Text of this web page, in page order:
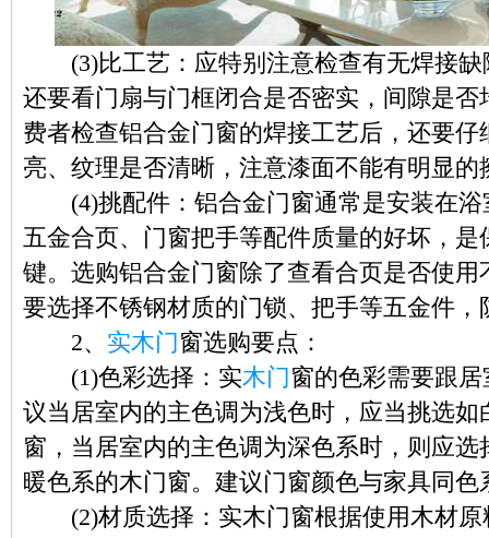
(3)比工艺：应特别注意检查有无焊接缺
还要看门扇与门框闭合是否密实，间隙是
费者检查铝合金门窗的焊接工艺后，还要
亮、纹理是否清晰，注意漆面不能有明显
(4)挑配件：铝合金门窗通常是安装在浴
五金合页、门窗把手等配件质量的好坏，
键。选购铝合金门窗除了查看合页是否使
要选择不锈钢材质的门锁、把手等五金件
2、 实木门 窗选购要点：
(1)色彩选择：实木门 窗的色彩需要跟
议当居室内的主色调为浅色时，应当挑选
窗，当居室内的主色调为深色系时，则应
暖色系的木门窗。建议门窗颜色与家具同
(2)材质选择：实木门窗根据使用木材原